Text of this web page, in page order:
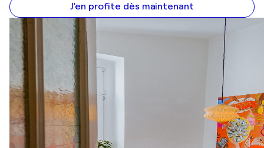
J'en profite dès maintenant